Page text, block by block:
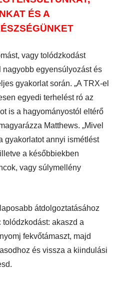
ÉS A
vagy tolódzkodást
egyensúlyozást és
gyakorlat során. „A TRX-el
egyedi terhelést ró az
is a hagyományostól eltérő
Matthews. „Mivel
gyakorlatot annyi ismétlést
a későbbiekben
vagy súlymellény
átdolgoztatásához
akaszd a
fekvőtámaszt, majd
és vissza a kiindulási